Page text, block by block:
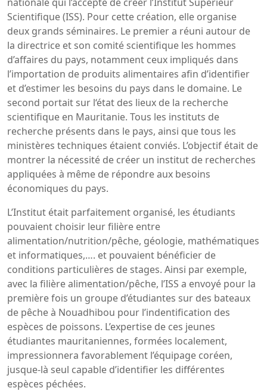
Scientifique (ISS). Pour cette création, elle organise
deux grands séminaires. Le premier a réuni autour de
la directrice et son comité scientifique les hommes
d’affaires du pays, notamment ceux impliqués dans
l’importation de produits alimentaires afin d’identifier
et d’estimer les besoins du pays dans le domaine. Le
second portait sur l‘état des lieux de la recherche
scientifique en Mauritanie. Tous les instituts de
recherche présents dans le pays, ainsi que tous les
ministères techniques étaient conviés. L’objectif était de
montrer la nécessité de créer un institut de recherches
appliquées à même de répondre aux besoins
économiques du pays.
L’Institut était parfaitement organisé, les étudiants
pouvaient choisir leur filière entre
alimentation/nutrition/pêche, géologie, mathématiques
et informatiques,…. et pouvaient bénéficier de
conditions particulières de stages. Ainsi par exemple,
avec la filière alimentation/pêche, l’ISS a envoyé pour la
première fois un groupe d’étudiantes sur des bateaux
de pêche à Nouadhibou pour l’indentification des
espèces de poissons. L’expertise de ces jeunes
étudiantes mauritaniennes, formées localement,
impressionnera favorablement l’équipage coréen,
jusque-là seul capable d’identifier les différentes
espèces péchées.